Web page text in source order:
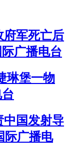
府军死亡后
广播电台
琳堡一物
中国发射导
际广播电